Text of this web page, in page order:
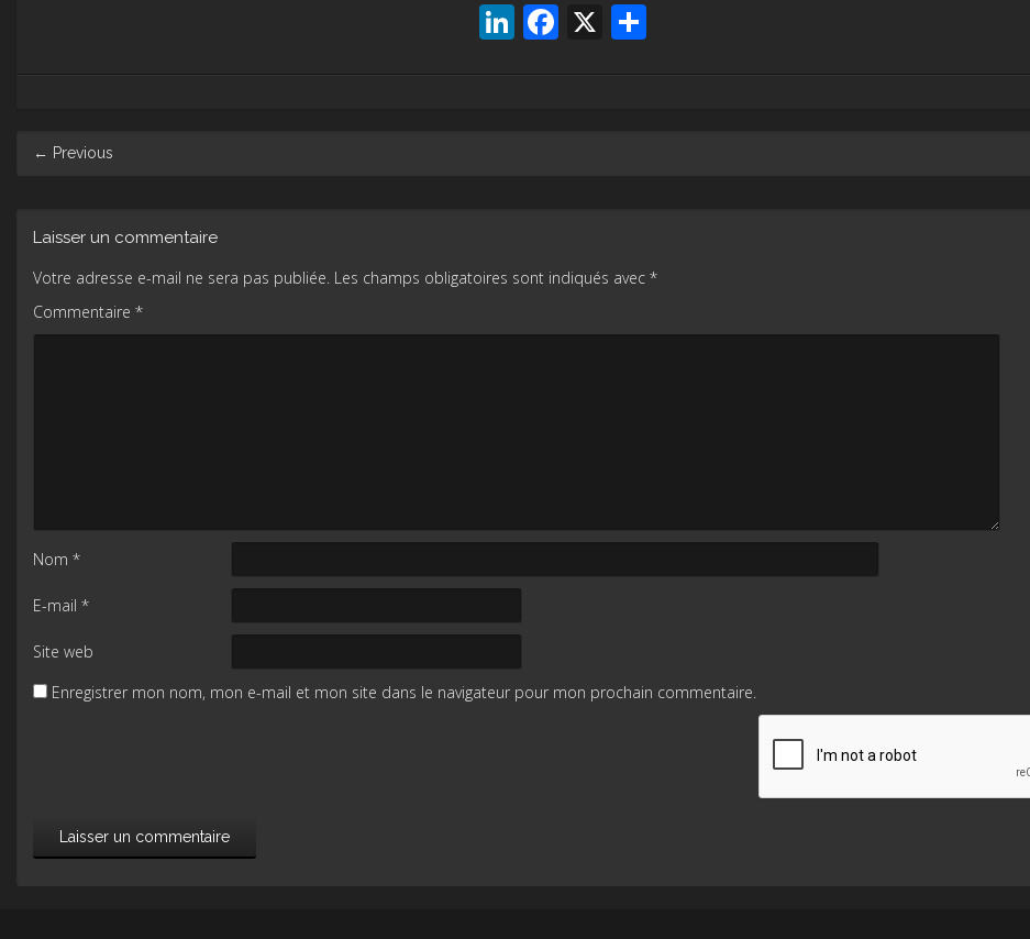
LinkedIn
Facebook
X
navigation
← Previous
Laisser un commentaire
Votre adresse e-mail ne sera pas publiée. Les champs obligatoires sont indiqués avec *
Commentaire *
Nom *
E-mail *
Site web
Enregistrer mon nom, mon e-mail et mon site dans le navigateur pour mon prochain commentaire.